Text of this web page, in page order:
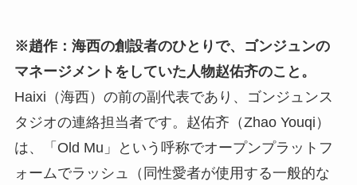
※趙作：海西の創設者のひとりで、ゴンジュンの
マネージメントをしていた人物赵佑齐のこと。
Haixi（海西）の前の副代表であり、ゴンジュンス
タジオの連絡担当者です。赵佑齐（Zhao Youqi）
は、「Old Mu」という呼称でオープンプラットフ
ォームでラッシュ（同性愛者が使用する一般的な